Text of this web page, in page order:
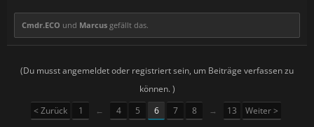
Cmdr.ECO und Marcus gefällt das.
(Du musst angemeldet oder registriert sein, um Beiträge verfassen zu
können. )
< Zurück
1 ← 4 5 6 7 8 → 13 Weiter >